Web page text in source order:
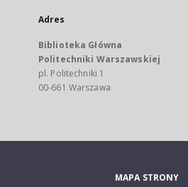
Adres
Biblioteka Główna
Politechniki Warszawskiej
pl. Politechniki 1
00-661 Warszawa
MAPA STRONY